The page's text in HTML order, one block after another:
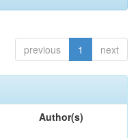
previous 1 next
Author(s)